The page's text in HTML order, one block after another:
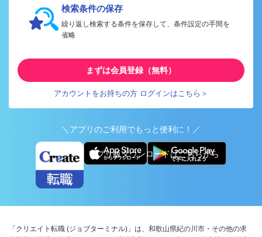
検索条件の保存
繰り返し検索する条件を保存して、条件設定の手間を
省略
まずは会員登録（無料）
アカウントをお持ちの方 ログインはこちら＞
＼アプリのご利用でもっと便利に！／
アプリ版ダウンロードはこちらから
「クリエイト転職 (ジョブターミナル)」は、和歌山県紀の川市・その他の求